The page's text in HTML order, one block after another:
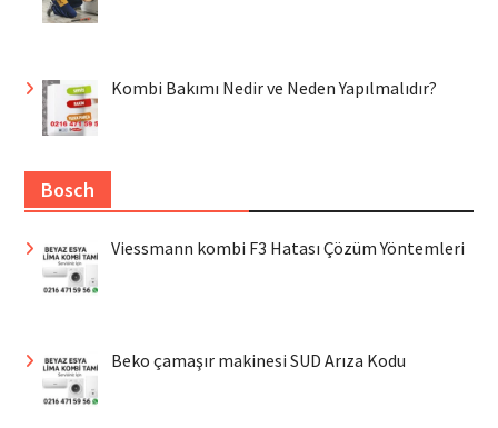
Kombi Bakımı Nedir ve Neden Yapılmalıdır?
Bosch
Viessmann kombi F3 Hatası Çözüm Yöntemleri
Beko çamaşır makinesi SUD Arıza Kodu